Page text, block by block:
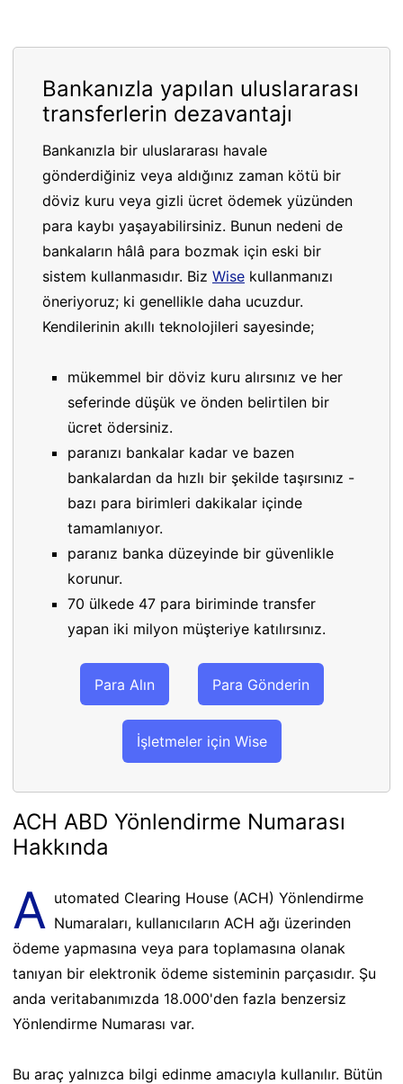
Bankanızla yapılan uluslararası
transferlerin dezavantajı
Bankanızla bir uluslararası havale
gönderdiğiniz veya aldığınız zaman kötü bir
döviz kuru veya gizli ücret ödemek yüzünden
para kaybı yaşayabilirsiniz. Bunun nedeni de
bankaların hâlâ para bozmak için eski bir
sistem kullanmasıdır. Biz Wise kullanmanızı
öneriyoruz; ki genellikle daha ucuzdur.
Kendilerinin akıllı teknolojileri sayesinde;
mükemmel bir döviz kuru alırsınız ve her
seferinde düşük ve önden belirtilen bir
ücret ödersiniz.
paranızı bankalar kadar ve bazen
bankalardan da hızlı bir şekilde taşırsınız -
bazı para birimleri dakikalar içinde
tamamlanıyor.
paranız banka düzeyinde bir güvenlikle
korunur.
70 ülkede 47 para biriminde transfer
yapan iki milyon müşteriye katılırsınız.
Para Alın Para Gönderin
İşletmeler için Wise
ACH ABD Yönlendirme Numarası
Hakkında
A utomated Clearing House (ACH) Yönlendirme
Numaraları, kullanıcıların ACH ağı üzerinden
ödeme yapmasına veya para toplamasına olanak
tanıyan bir elektronik ödeme sisteminin parçasıdır. Şu
anda veritabanımızda 18.000'den fazla benzersiz
Yönlendirme Numarası var.
Bu araç yalnızca bilgi edinme amacıyla kullanılır. Bütün